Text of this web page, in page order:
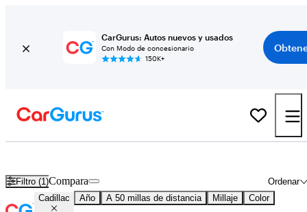
CarGurus: Autos nuevos y usados
Con Modo de concesionario
150K+
Filtro (1) Ordenar
Compara
Cadillac Año A 50 millas de distancia Millaje Color